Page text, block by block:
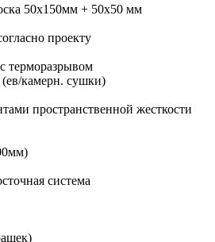
50х150мм + 50х50 мм
проекту
терморазрывом
камерн. сушки)
пространственной жесткости
система